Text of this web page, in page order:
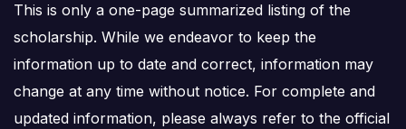
This is only a one-page summarized listing of the
scholarship. While we endeavor to keep the
information up to date and correct, information may
change at any time without notice. For complete and
updated information, please always refer to the official